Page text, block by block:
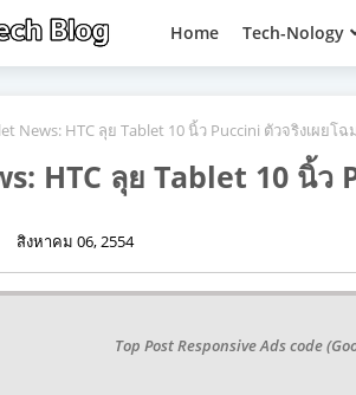
Home Tech-Nology
News: HTC ลุย Tablet 10 นิ้ว Puccini ตัวจริงเผยโฉ
HTC ลุย Tablet 10 นิ้ว
สิงหาคม 06, 2554
Top Post Responsive Ads code